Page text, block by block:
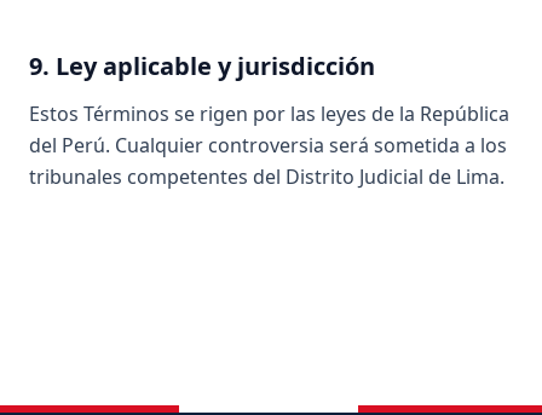
9. Ley aplicable y jurisdicción
Estos Términos se rigen por las leyes de la República
del Perú. Cualquier controversia será sometida a los
tribunales competentes del Distrito Judicial de Lima.